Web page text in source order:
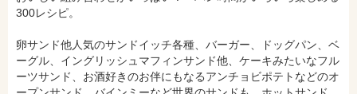
300レシピ。
卵サンド他人気のサンドイッチ各種、バーガー、ドッグパン、ベ
ーグル、イングリッシュマフィンサンド他、ケーキみたいなフル
ーツサンド、お酒好きのお伴にもなるアンチョビポテトなどのオ
e-honで購入 Honya Club.comで購入